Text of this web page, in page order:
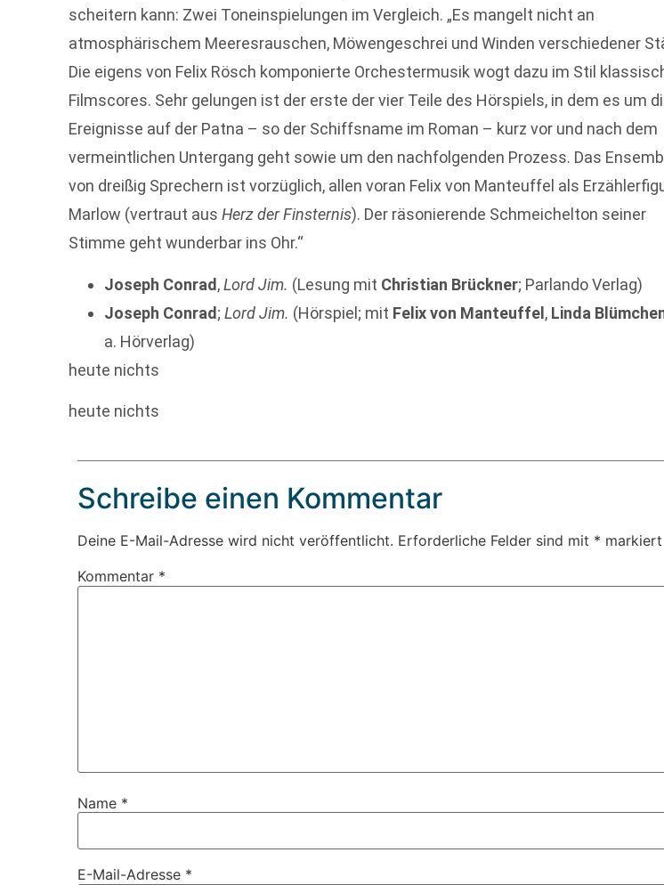
scheitern kann: Zwei Toneinspielungen im Vergleich. „Es mangelt nicht an
atmosphärischem Meeresrauschen, Möwengeschrei und Winden verschiedener
Die eigens von Felix Rösch komponierte Orchestermusik wogt dazu im Stil
Filmscores. Sehr gelungen ist der erste der vier Teile des Hörspiels, in dem es um
Ereignisse auf der Patna – so der Schiffsname im Roman – kurz vor und nach dem
vermeintlichen Untergang geht sowie um den nachfolgenden Prozess. Das
von dreißig Sprechern ist vorzüglich, allen voran Felix von Manteuffel als
Marlow (vertraut ausHerz der Finsternis). Der räsonierende Schmeichelton seiner
Stimme geht wunderbar ins Ohr.“
Joseph Conrad,Lord Jim. (Lesung mit Christian Brückner; Parlando Verlag)
Joseph Conrad;Lord Jim. (Hörspiel; mit Felix von Manteuffel, Linda
a. Hörverlag)
heute nichts
heute nichts
Schreibe einen Kommentar
Deine E-Mail-Adresse wird nicht veröffentlicht. Erforderliche Felder sind mit * markiert
Kommentar *
Name *
E-Mail-Adresse *